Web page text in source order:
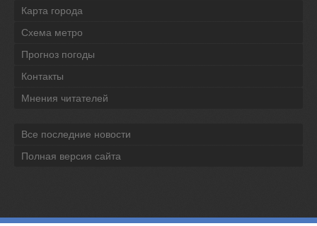
Карта города
Схема метро
Прогноз погоды
Контакты
Мнения читателей
Все последние новости
Полная версия сайта